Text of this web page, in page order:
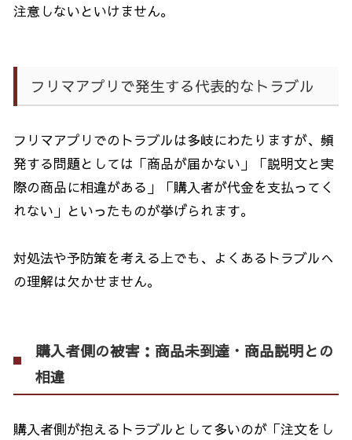
注意しないといけません。
フリマアプリで発生する代表的なトラブル
フリマアプリでのトラブルは多岐にわたりますが、頻
発する問題としては「商品が届かない」「説明文と実
際の商品に相違がある」「購入者が代金を支払ってく
れない」といったものが挙げられます。
対処法や予防策を考える上でも、よくあるトラブルへ
の理解は欠かせません。
購入者側の被害：商品未到達・商品説明との
相違
購入者側が抱えるトラブルとして多いのが「注文をし